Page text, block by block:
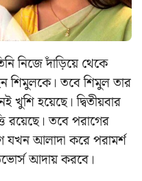
নিজে দাঁড়িয়ে থেকে
শিমুলকে। তবে শিমুল তার
হয়েছে। দ্বিতীয়বার
রয়েছে। তবে পরাগের
যখন আলাদা করে পরামর্শ
আদায় করবে।